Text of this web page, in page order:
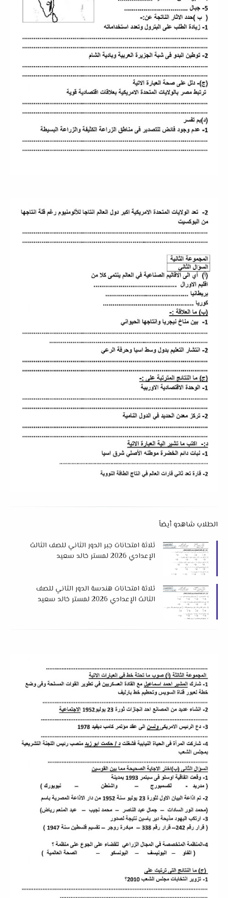
الطلاب شاهدو أيضاً
ثلاثة امتحانات جبر الدور الثاني للصف الثالث
الإعدادي 2026 لمستر خالد سعيد
ثلاثة امتحانات هندسة الدور الثاني للصف
الثالث الإعدادي 2026 لمستر خالد سعيد